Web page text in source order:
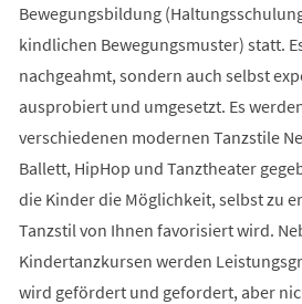
Bewegungsbildung
kindlichen Bewegungsmuster) statt.
nachgeahmt, sondern auch selbst
ausprobiert und umgesetzt. Es
verschiedenen modernen Tanzstile
Ballett, HipHop und Tanztheater
die Kinder die Möglichkeit, selbst zu
Tanzstil von Ihnen favorisiert wird.
Kindertanzkursen werden
wird gefördert und gefordert, aber